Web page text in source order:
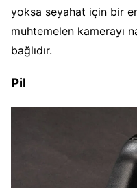
yoksa seyahat için bir
muhtemelen kamerayı
bağlıdır.
Pil